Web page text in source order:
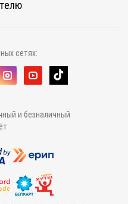
сетях:
и безналичный